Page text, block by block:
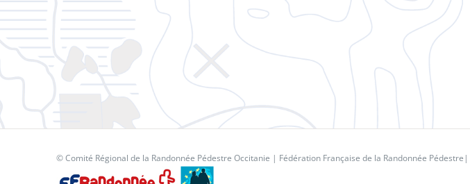
© Comité Régional de la Randonnée Pédestre Occitanie | Fédération Française de la Randonnée Pédestre |